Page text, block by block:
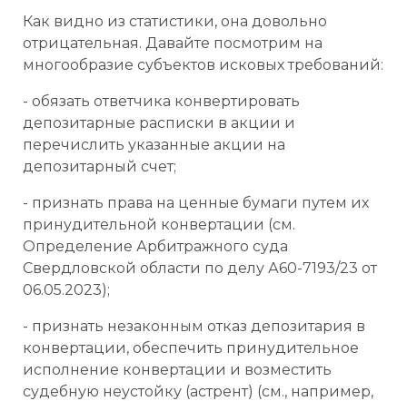
Как видно из статистики, она довольно
отрицательная. Давайте посмотрим на
многообразие субъектов исковых требований:
- обязать ответчика конвертировать
депозитарные расписки в акции и
перечислить указанные акции на
депозитарный счет;
- признать права на ценные бумаги путем их
принудительной конвертации (см.
Определение Арбитражного суда
Свердловской области по делу А60-7193/23 от
06.05.2023);
- признать незаконным отказ депозитария в
конвертации, обеспечить принудительное
исполнение конвертации и возместить
судебную неустойку (астрент) (см., например,